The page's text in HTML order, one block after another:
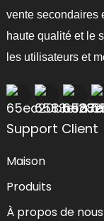
vente secondaires
haute qualité et le
les utilisateurs et
Support Client
Maison
Produits
À propos de nous